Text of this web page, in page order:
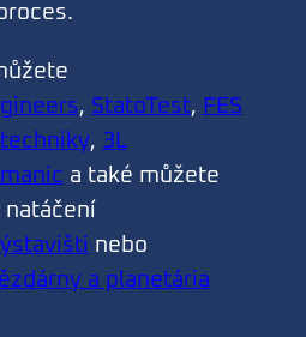
, StatoTest, FES
, 3L
a také můžete
nebo
a planetária